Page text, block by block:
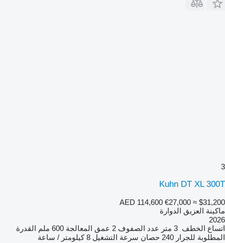
3
Kuhn DT XL 300T
AED 114,600 €27,000 ≈ $31,200
ماكينة العزيق الدوارة
2026
اتساع الخطف 3 متر عدد الصفوف 2 عمق المعالجة 600 ملم
القدرة
المطلوبة للجرار 240 حصان سرعة التشغيل 8 كيلومتر / ساعة